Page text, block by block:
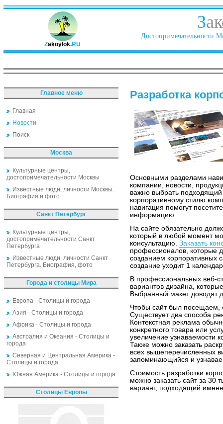
Zakoylok.RU
З
Достопримечательности
Главное меню
Главная
Новости
Поиск
Москва
Культурные центры,
достопримечательности Москвы
Известные люди, личности Москвы.
Биография и фото
Санкт Петербург
Культурные центры,
достопримечательности Санкт
Петербурга
Известные люди, личности Санкт
Петербурга. Биография, фото
Города и столицы Мира
Европа - Столицы и города
Азия - Столицы и города
Африка - Столицы и города
Австралия и Океания - Столицы и
города
Северная и Центральная Америка -
Столицы и города
Южная Америка - Столицы и города
Столицы Европы
Разработка
Основными разделами
компании, новости,
важно выбрать подходящий
корпоративному стилю
навигация помогут
информацию.
На сайте обязательно
который в любой момент
консультацию. Заказать
профессионалов, которые
созданием корпоративных
создание уходит 1
В профессиональных веб-
вариантов дизайна,
Выбранный макет доводят
Чтобы сайт был посещаем,
Существует два способа
Контекстная реклама
конкретного товара или
увеличение узнаваемости
Также можно заказать
всех вышеперечисленных
запоминающийся и
Стоимость разработки
можно заказать сайт за 30
вариант, подходящий